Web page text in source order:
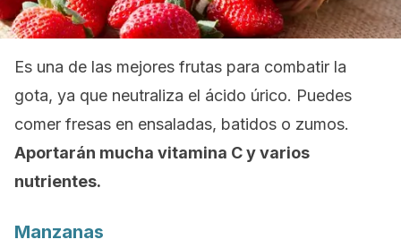
Es una de las mejores frutas para combatir la
gota, ya que neutraliza el ácido úrico. Puedes
comer fresas en ensaladas, batidos o zumos.
Aportarán mucha vitamina C y varios
nutrientes.
Manzanas